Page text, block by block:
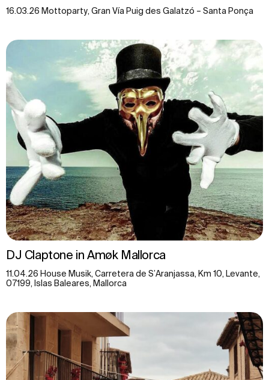
16.03.26 Mottoparty, Gran Vía Puig des Galatzó – Santa Ponça
DJ Claptone in Amøk Mallorca
11.04.26 House Musik, Carretera de S’Aranjassa, Km 10, Levante,
07199, Islas Baleares, Mallorca